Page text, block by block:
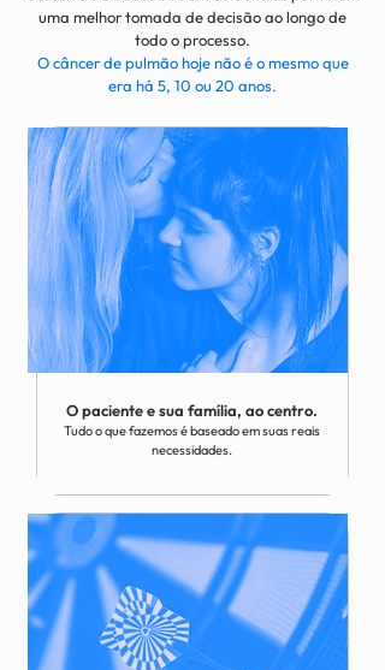
uma melhor tomada de decisão ao longo de
todo o processo.
O câncer de pulmão hoje não é o mesmo que
era há 5, 10 ou 20 anos.
O paciente e sua família, ao centro.
Tudo o que fazemos é baseado em suas reais
necessidades.